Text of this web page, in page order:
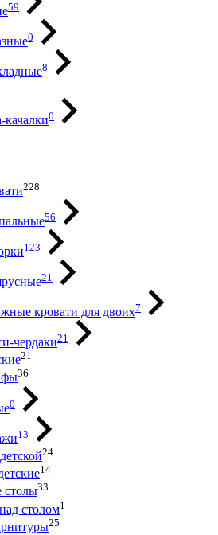
59
0
8
качалки0
228
56
123
21
кровати для двоих7
чердаки21
21
36
0
13
24
14
столы33
столом1
25